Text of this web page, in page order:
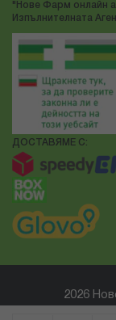
"Нове Фарм онлайн
Изпълнителната
ДОСТАВЯМЕ С:
2026